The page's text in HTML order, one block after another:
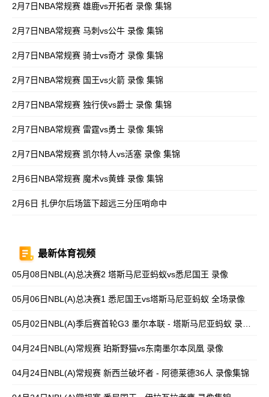
2月7日NBA常规赛 雄鹿vs开拓者 录像 集锦
2月7日NBA常规赛 马刺vs公牛 录像 集锦
2月7日NBA常规赛 骑士vs奇才 录像 集锦
2月7日NBA常规赛 国王vs火箭 录像 集锦
2月7日NBA常规赛 独行侠vs爵士 录像 集锦
2月7日NBA常规赛 雷霆vs勇士 录像 集锦
2月7日NBA常规赛 凯尔特人vs活塞 录像 集锦
2月6日NBA常规赛 魔术vs黄蜂 录像 集锦
2月6日 扎伊尔后场篮下超远三分压哨命中
最新体育视频
05月08日NBL(A)总决赛2 塔斯马尼亚蚂蚁vs悉尼国王 录像
05月06日NBL(A)总决赛1 悉尼国王vs塔斯马尼亚蚂蚁 全场录像
04月24日NBL(A)常规赛 珀斯野猫vs东南墨尔本凤凰 录像
04月24日NBL(A)常规赛 新西兰破坏者 - 阿德莱德36人 录像集锦